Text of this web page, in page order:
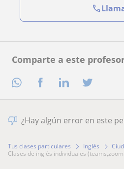
Comparte a este
¿Hay algún error en este
Tus clases particulares Inglés
clases de inglés individuales